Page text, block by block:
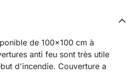
de 100x100 cm à
anti feu sont très utile
d'incendie. Couverture a